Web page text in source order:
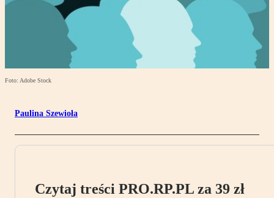
Foto: Adobe Stock
Paulina Szewioła
Czytaj treści PRO.RP.PL za 39 zł